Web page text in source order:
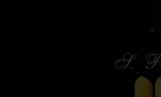
IT